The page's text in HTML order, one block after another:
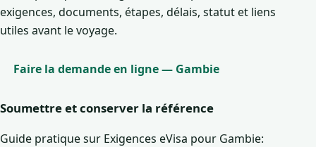
exigences, documents, étapes, délais, statut et liens
utiles avant le voyage.
Faire la demande en ligne — Gambie
Soumettre et conserver la référence
Guide pratique sur Exigences eVisa pour Gambie: